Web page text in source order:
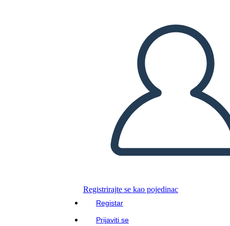
Registrirajte se kao pojedinac
Registar
Prijaviti se
REPRODUCIRAJ DIJAPROJEKCIJU
ČITAJ MI